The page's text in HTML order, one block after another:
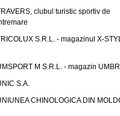
clubul turistic sportiv de
S.R.L. - magazinul X-
M S.R.L. - magazin
S.A.
CHINOLOGICA DIN